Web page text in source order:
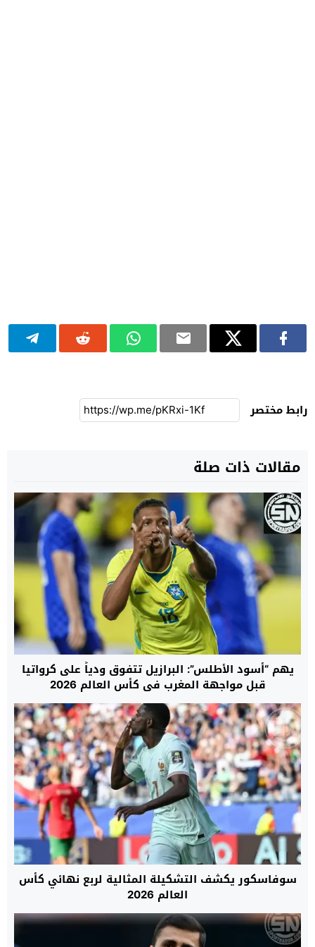
رابط مختصر
مقالات ذات صلة
يهم “أسود الأطلس”: البرازيل تتفوق ودياً على كرواتيا
قبل مواجهة المغرب في كأس العالم 2026
سوفاسكور يكشف التشكيلة المثالية لربع نهائي كأس
العالم 2026